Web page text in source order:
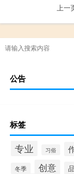
上一
公告
标签
专业 习俗
冬季 创意